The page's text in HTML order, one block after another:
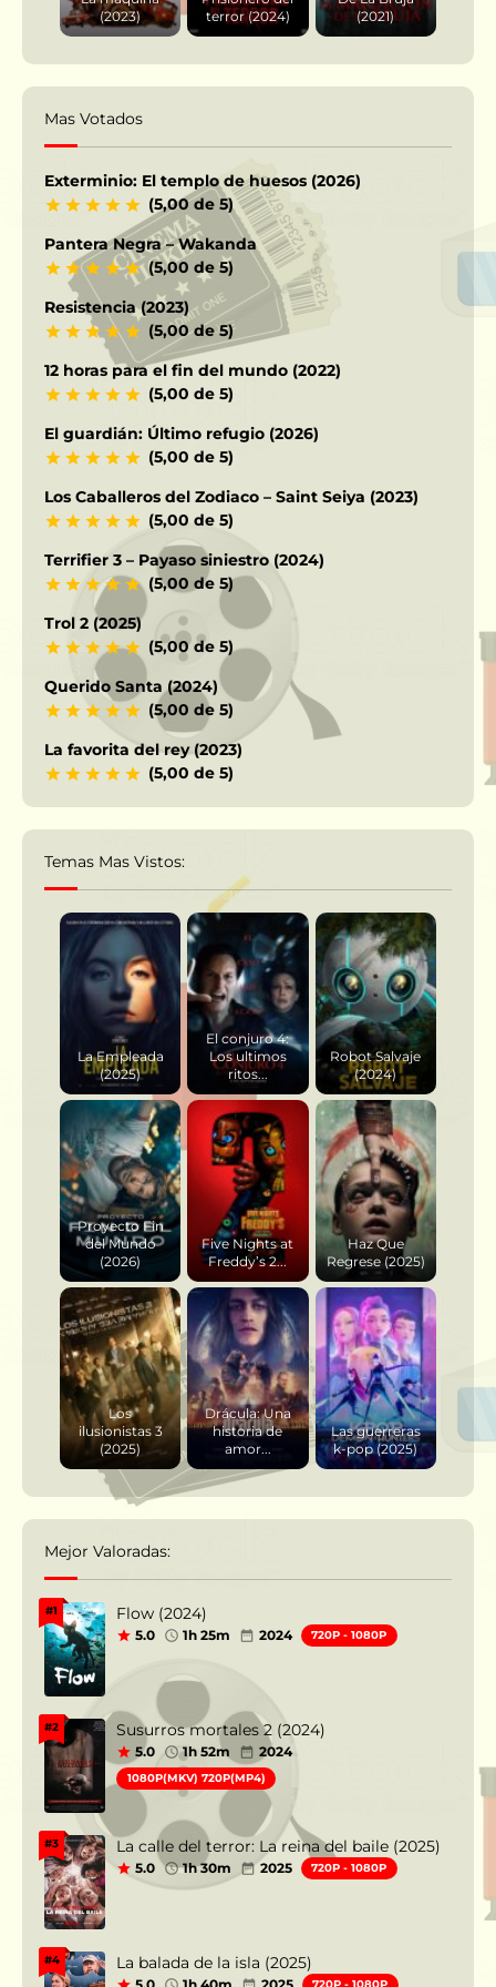
(2023)
terror (2024)
(2021)
Mas Votados
Exterminio: El templo de huesos (2026)
(5,00 de 5)
Pantera Negra – Wakanda
(5,00 de 5)
Resistencia (2023)
(5,00 de 5)
12 horas para el fin del mundo (2022)
(5,00 de 5)
El guardián: Último refugio (2026)
(5,00 de 5)
Los Caballeros del Zodiaco – Saint Seiya (2023)
(5,00 de 5)
Terrifier 3 – Payaso siniestro (2024)
(5,00 de 5)
Trol 2 (2025)
(5,00 de 5)
Querido Santa (2024)
(5,00 de 5)
La favorita del rey (2023)
(5,00 de 5)
Temas Mas Vistos:
La Empleada
(2025)
El conjuro 4:
Los ultimos
ritos...
Robot Salvaje
(2024)
Proyecto Fin
del Mundo
(2026)
Five Nights at
Freddy’s 2...
Haz Que
Regrese (2025)
Los
ilusionistas 3
(2025)
Drácula: Una
historia de
amor...
Las guerreras
k-pop (2025)
Mejor Valoradas:
#1 Flow (2024)
5.0 1h 25m 2024 720P - 1080P
#2 Susurros mortales 2 (2024)
5.0 1h 52m 2024
1080P(MKV) 720P(MP4)
#3 La calle del terror: La reina del baile (2025)
5.0 1h 30m 2025 720P - 1080P
#4 La balada de la isla (2025)
720P - 1080P